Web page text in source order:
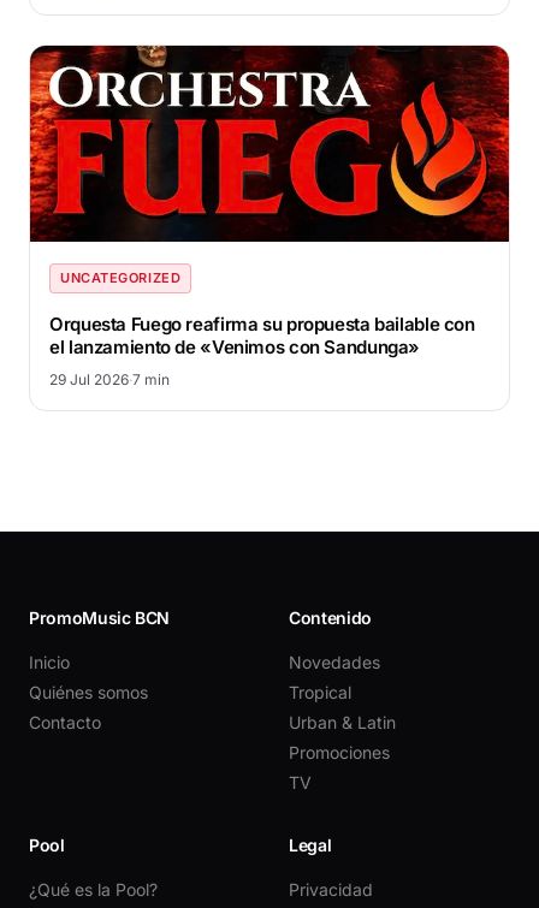
UNCATEGORIZED
Orquesta Fuego reafirma su propuesta bailable con
el lanzamiento de «Venimos con Sandunga»
29 Jul 2026·7 min
PromoMusic BCN
Inicio
Quiénes somos
Contacto
Contenido
Novedades
Tropical
Urban & Latin
Promociones
TV
Pool
¿Qué es la Pool?
Legal
Privacidad